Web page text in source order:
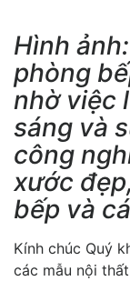
Hình
phòng
nhờ việc
sáng và
công
xước
bếp và
Kính chúc Quý
các mẫu nội